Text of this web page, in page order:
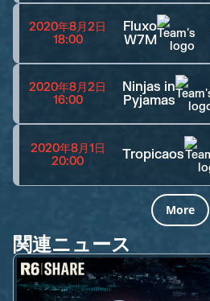
2020年8月2日
18:00
Fluxo
W7M
2020年8月2日
16:00
Ninjas in
Pyjamas
2020年8月1日
20:00
Tropicaos
More
関連ニュース